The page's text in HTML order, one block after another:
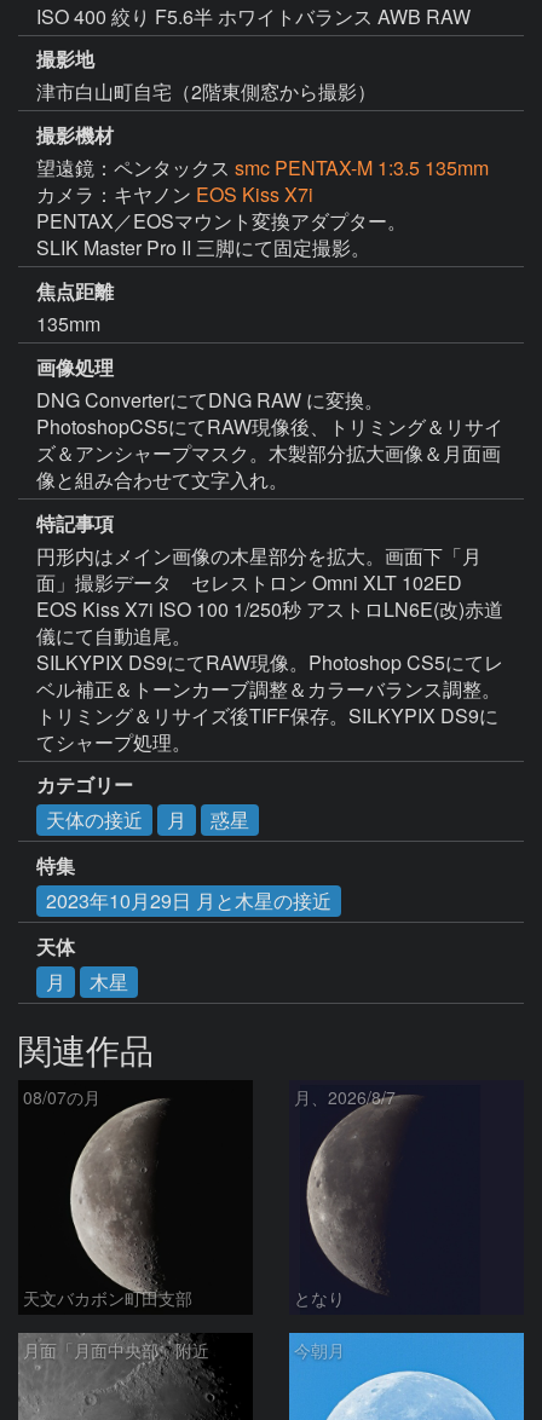
ISO 400 絞り F5.6半 ホワイトバランス AWB RAW
撮影地
津市白山町自宅（2階東側窓から撮影）
撮影機材
望遠鏡：ペンタックス smc PENTAX-M 1:3.5 135mm
カメラ：キヤノン EOS Kiss X7i
PENTAX／EOSマウント変換アダプター。
SLIK Master Pro II 三脚にて固定撮影。
焦点距離
135mm
画像処理
DNG ConverterにてDNG RAW に変換。
PhotoshopCS5にてRAW現像後、トリミング＆リサイ
ズ＆アンシャープマスク。木製部分拡大画像＆月面画
像と組み合わせて文字入れ。
特記事項
円形内はメイン画像の木星部分を拡大。画面下「月
面」撮影データ　セレストロン Omni XLT 102ED
EOS Kiss X7i ISO 100 1/250秒 アストロLN6E(改)赤道
儀にて自動追尾。
SILKYPIX DS9にてRAW現像。Photoshop CS5にてレ
ベル補正＆トーンカーブ調整＆カラーバランス調整。
トリミング＆リサイズ後TIFF保存。SILKYPIX DS9に
てシャープ処理。
カテゴリー
天体の接近
月
惑星
特集
2023年10月29日 月と木星の接近
天体
月
木星
関連作品
08/07の月
天文バカボン町田支部
月、2026/8/7
となり
月面「月面中央部」附近 今朝月